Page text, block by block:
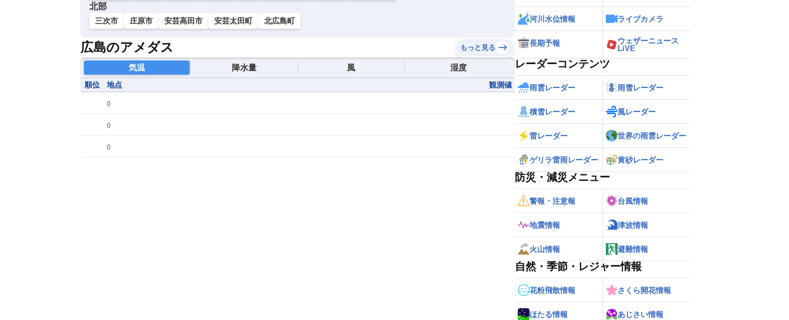
北部
三次市 庄原市 安芸高田市 安芸太田町 北広島町
広島のアメダス もっと見る
気温 降水量 風 湿度
順位 地点 観測値
()
()
()
河川水位情報 ライブカメラ
長期予報
ウェザーニュース
LiVE
レーダーコンテンツ
雨雲レーダー 雨雪レーダー
積雪レーダー 風レーダー
雷レーダー 世界の雨雲レーダー
ゲリラ雷雨レーダー 黄砂レーダー
防災・減災メニュー
警報・注意報 台風情報
地震情報 津波情報
火山情報 避難情報
自然・季節・レジャー情報
花粉飛散情報 さくら開花情報
ほたる情報 あじさい情報